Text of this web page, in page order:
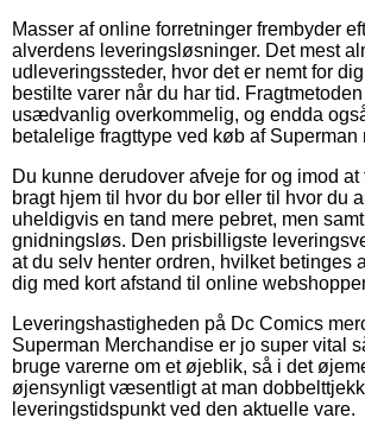
Masser af online forretninger frembyder
alverdens leveringsløsninger. Det mest
udleveringssteder, hvor det er nemt for
bestilte varer når du har tid.
usædvanlig overkommelig, og endda
betalelige fragttype ved køb af Superman
Du kunne derudover afveje for og imod
bragt hjem til hvor du bor eller til hvor du
uheldigvis en tand mere pebret, men
gnidningsløs. Den prisbilligste
at du selv henter ordren, hvilket betinges
dig med kort afstand til online
Leveringshastigheden på Dc Comics
Superman Merchandise er jo super vital
bruge varerne om et øjeblik, så i det
øjensynligt væsentligt at man
leveringstidspunkt ved den aktuelle vare.